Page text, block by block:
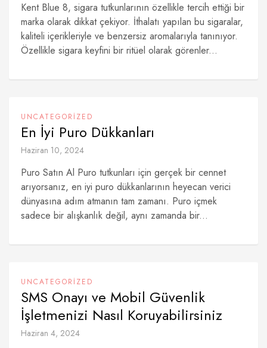
Kent Blue 8, sigara tutkunlarının özellikle tercih ettiği bir
marka olarak dikkat çekiyor. İthalatı yapılan bu sigaralar,
kaliteli içerikleriyle ve benzersiz aromalarıyla tanınıyor.
Özellikle sigara keyfini bir ritüel olarak görenler...
UNCATEGORIZED
En İyi Puro Dükkanları
Haziran 10, 2024
Puro Satın Al Puro tutkunları için gerçek bir cennet
arıyorsanız, en iyi puro dükkanlarının heyecan verici
dünyasına adım atmanın tam zamanı. Puro içmek
sadece bir alışkanlık değil, aynı zamanda bir...
UNCATEGORIZED
SMS Onayı ve Mobil Güvenlik
İşletmenizi Nasıl Koruyabilirsiniz
Haziran 4, 2024